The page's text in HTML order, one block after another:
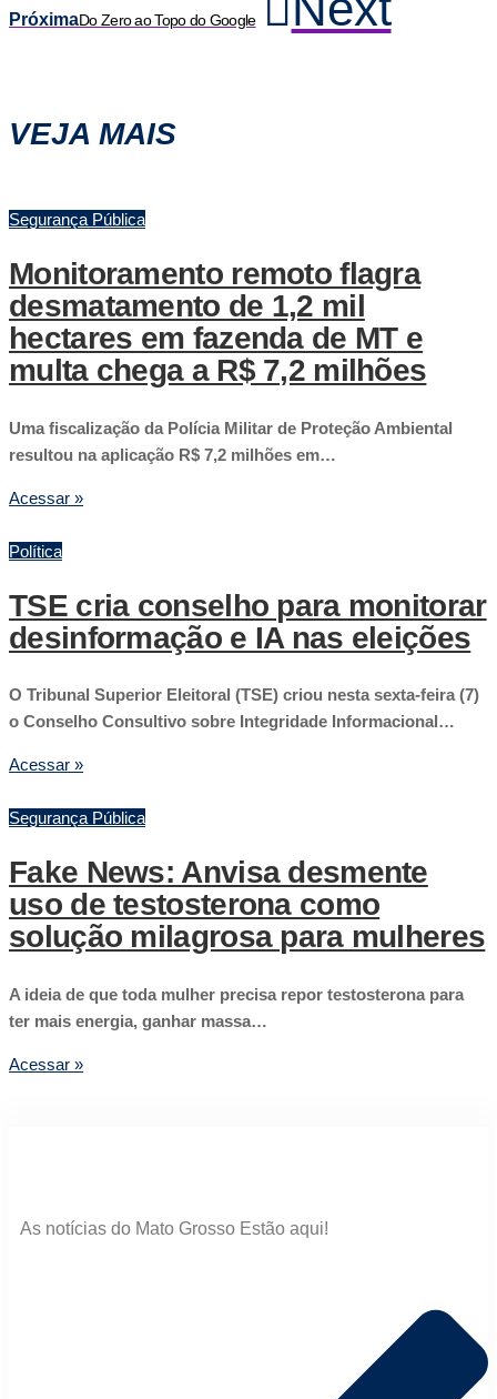
PróximaDo Zero ao Topo do Google
VEJA MAIS
Segurança Pública
Monitoramento remoto flagra
desmatamento de 1,2 mil
hectares em fazenda de MT e
multa chega a R$ 7,2 milhões
Uma fiscalização da Polícia Militar de Proteção Ambiental
resultou na aplicação R$ 7,2 milhões em…
Acessar »
Política
TSE cria conselho para monitorar
desinformação e IA nas eleições
O Tribunal Superior Eleitoral (TSE) criou nesta sexta-feira (7)
o Conselho Consultivo sobre Integridade Informacional…
Acessar »
Segurança Pública
Fake News: Anvisa desmente
uso de testosterona como
solução milagrosa para mulheres
A ideia de que toda mulher precisa repor testosterona para
ter mais energia, ganhar massa…
Acessar »
As notícias do Mato Grosso Estão aqui!